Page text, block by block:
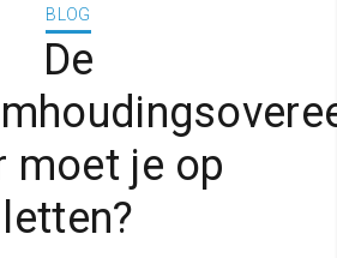
BLOG
De
moet je op
letten?